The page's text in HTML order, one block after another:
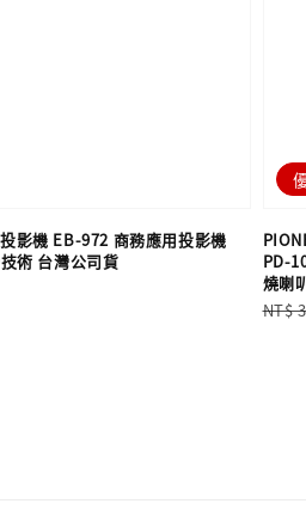
影機 EB-972 商務應用投影機
術 台灣公司貨
PD-
燒喇
NT$